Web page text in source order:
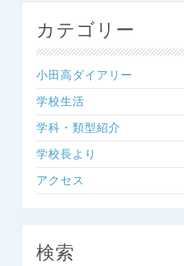
カテゴリー
小田高ダイアリー
学校生活
学科・類型紹介
学校長より
アクセス
検索